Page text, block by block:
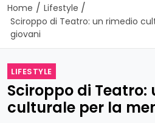
Home / Lifestyle /
Sciroppo di Teatro: un rimedio
giovani
LIFESTYLE
Sciroppo di Teatro:
culturale per la